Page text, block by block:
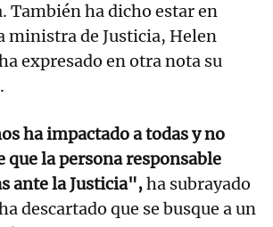
También ha dicho estar en
ministra de Justicia, Helen
expresado en otra nota su
ha impactado a todas y no
que la persona responsable
ante la Justicia",ha subrayado
descartado que se busque a un